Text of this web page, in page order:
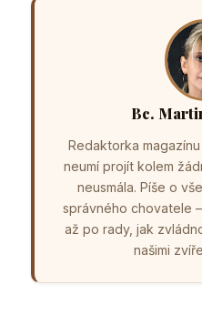
Bc.
Redaktorka
neumí projít kolem
neusmála. Píše o
správného chovatele
až po rady, jak
našimi